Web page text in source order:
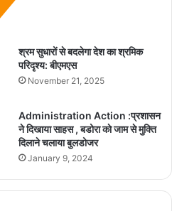
श्रम सुधारों से बदलेगा देश का श्रमिक
परिदृश्य: बीएमएस
November 21, 2025
Administration Action :प्रशासन
ने दिखाया साहस , बडोरा काे जाम से मुक्ति
दिलाने चलाया बुलडोजर
January 9, 2024